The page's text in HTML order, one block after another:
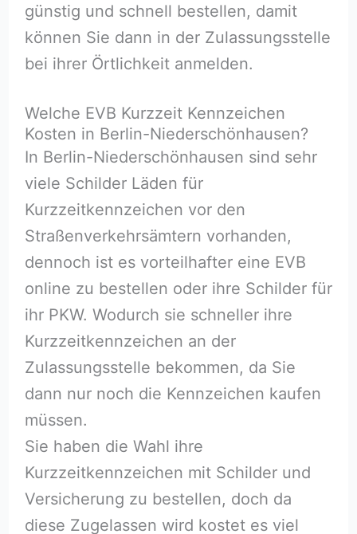
günstig und schnell bestellen, damit
können Sie dann in der Zulassungsstelle
bei ihrer Örtlichkeit anmelden.
Welche EVB Kurzzeit Kennzeichen
Kosten in Berlin-Niederschönhausen?
In Berlin-Niederschönhausen sind sehr
viele Schilder Läden für
Kurzzeitkennzeichen vor den
Straßenverkehrsämtern vorhanden,
dennoch ist es vorteilhafter eine EVB
online zu bestellen oder ihre Schilder für
ihr PKW. Wodurch sie schneller ihre
Kurzzeitkennzeichen an der
Zulassungsstelle bekommen, da Sie
dann nur noch die Kennzeichen kaufen
müssen.
Sie haben die Wahl ihre
Kurzzeitkennzeichen mit Schilder und
Versicherung zu bestellen, doch da
diese Zugelassen wird kostet es viel